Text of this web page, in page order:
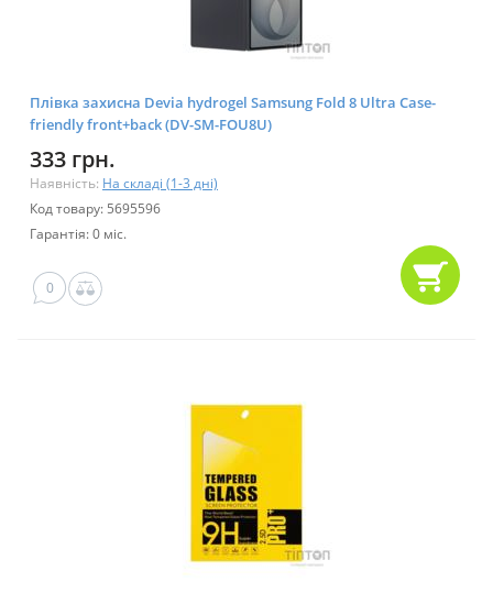
Плівка захисна Devia hydrogel Samsung Fold 8 Ultra Case-
friendly front+back (DV-SM-FOU8U)
333 грн.
Наявність: На складі (1-3 дні)
Код товару: 5695596
Гарантія: 0 міс.
0